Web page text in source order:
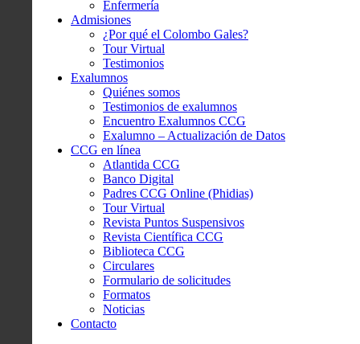
Enfermería
Admisiones
¿Por qué el Colombo Gales?
Tour Virtual
Testimonios
Exalumnos
Quiénes somos
Testimonios de exalumnos
Encuentro Exalumnos CCG
Exalumno – Actualización de Datos
CCG en línea
Atlantida CCG
Banco Digital
Padres CCG Online (Phidias)
Tour Virtual
Revista Puntos Suspensivos
Revista Científica CCG
Biblioteca CCG
Circulares
Formulario de solicitudes
Formatos
Noticias
Contacto